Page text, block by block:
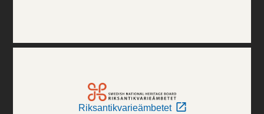
Riksantikvarieämbetet